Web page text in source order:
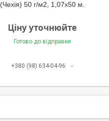
(Чехія) 50 г/м2, 1,07х50 м.
Ціну уточнюйте
Готово до відправки
+380 (98) 634-04-96